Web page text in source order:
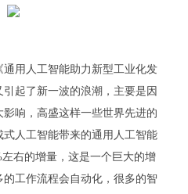
用人工智能助力新型工业化发
起了新一波的浪潮，主要是因
响，高盛这样一些世界先进的
人工智能带来的通用人工智能
右的增量，这是一个巨大的增
工作流程会自动化，很多的智